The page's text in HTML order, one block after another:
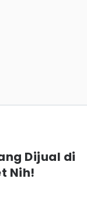
Dijual di
Nih!